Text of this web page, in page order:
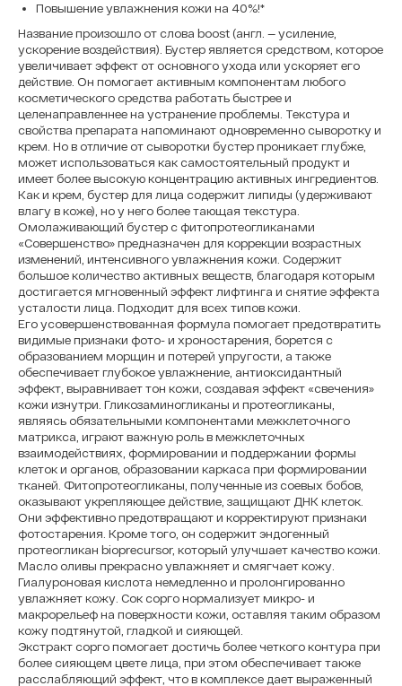
Повышение увлажнения кожи на 40%!*
Название произошло от слова boost (англ. — усиление,
ускорение воздействия). Бустер является средством, которое
увеличивает эффект от основного ухода или ускоряет его
действие. Он помогает активным компонентам любого
косметического средства работать быстрее и
целенаправленнее на устранение проблемы. Текстура и
свойства препарата напоминают одновременно сыворотку и
крем. Но в отличие от сыворотки бустер проникает глубже,
может использоваться как самостоятельный продукт и
имеет более высокую концентрацию активных ингредиентов.
Как и крем, бустер для лица содержит липиды (удерживают
влагу в коже), но у него более тающая текстура.
Омолаживающий бустер с фитопротеогликанами
«Совершенство» предназначен для коррекции возрастных
изменений, интенсивного увлажнения кожи. Содержит
большое количество активных веществ, благодаря которым
достигается мгновенный эффект лифтинга и снятие эффекта
усталости лица. Подходит для всех типов кожи.
Его усовершенствованная формула помогает предотвратить
видимые признаки фото- и хроностарения, борется с
образованием морщин и потерей упругости, а также
обеспечивает глубокое увлажнение, антиоксидантный
эффект, выравнивает тон кожи, создавая эффект «свечения»
кожи изнутри. Гликозаминогликаны и протеогликаны,
являясь обязательными компонентами межклеточного
матрикса, играют важную роль в межклеточных
взаимодействиях, формировании и поддержании формы
клеток и органов, образовании каркаса при формировании
тканей. Фитопротеогликаны, полученные из соевых бобов,
оказывают укрепляющее действие, защищают ДНК клеток.
Они эффективно предотвращают и корректируют признаки
фотостарения. Кроме того, он содержит эндогенный
протеогликан bioprecursor, который улучшает качество кожи.
Масло оливы прекрасно увлажняет и смягчает кожу.
Гиалуроновая кислота немедленно и пролонгированно
увлажняет кожу. Сок сорго нормализует микро- и
макрорельеф на поверхности кожи, оставляя таким образом
кожу подтянутой, гладкой и сияющей.
Экстракт сорго помогает достичь более четкого контура при
более сияющем цвете лица, при этом обеспечивает также
расслабляющий эффект, что в комплексе дает выраженный